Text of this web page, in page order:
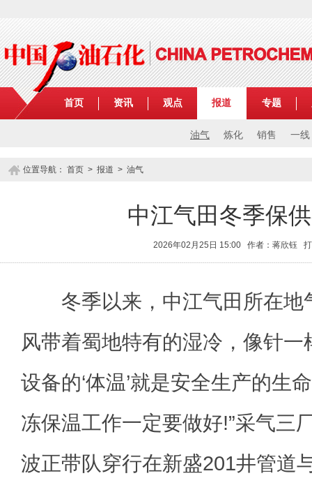
首页 资讯 观点 报道
油气 炼化 销售 一线
专题
位置导航： 首页 > 报道 > 油气
中江气田冬季保
2026年02月25日 15:00 作者：蒋欣钰
冬季以来，中江气田所在地
风带着蜀地特有的湿冷，像针一
设备的‘体温’就是安全生产的生
冻保温工作一定要做好!”采气三
波正带队穿行在新盛201井管道